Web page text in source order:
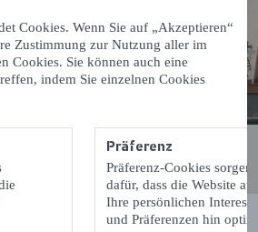
Cookies. Wenn Sie auf „Akzeptieren“
Zustimmung zur Nutzung aller im
Cookies. Sie können auch eine
indem Sie einzelnen Cookies
Präferenz
Präferenz-Cookies sorgen
dafür, dass die Website auf
Ihre persönlichen
und Präferenzen hin